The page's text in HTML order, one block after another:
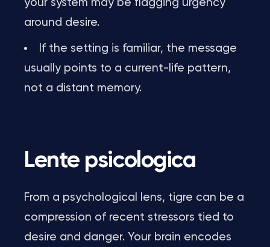
your system may be flagging urgency
around desire.
If the setting is familiar, the message
usually points to a current-life pattern,
not a distant memory.
Lente psicologica
From a psychological lens, tigre can be a
compression of recent stressors tied to
desire and danger. Your brain encodes